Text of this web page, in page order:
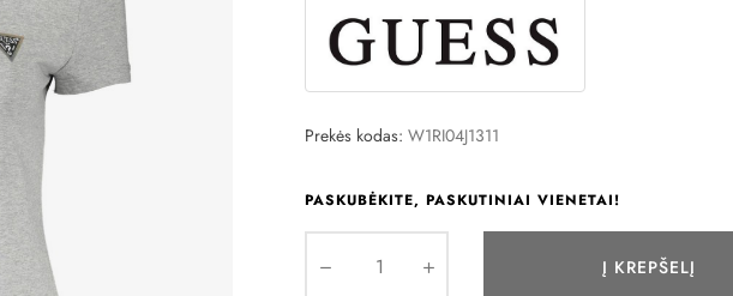
Prekės kodas: W1RI04J1311
PASKUBĖKITE, PASKUTINIAI VIENETAI!
Į KREPŠELĮ